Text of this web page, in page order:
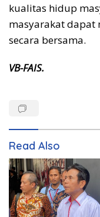
kualitas hidup
masyarakat dapat
secara bersama.
VB-FAIS.
Read Also